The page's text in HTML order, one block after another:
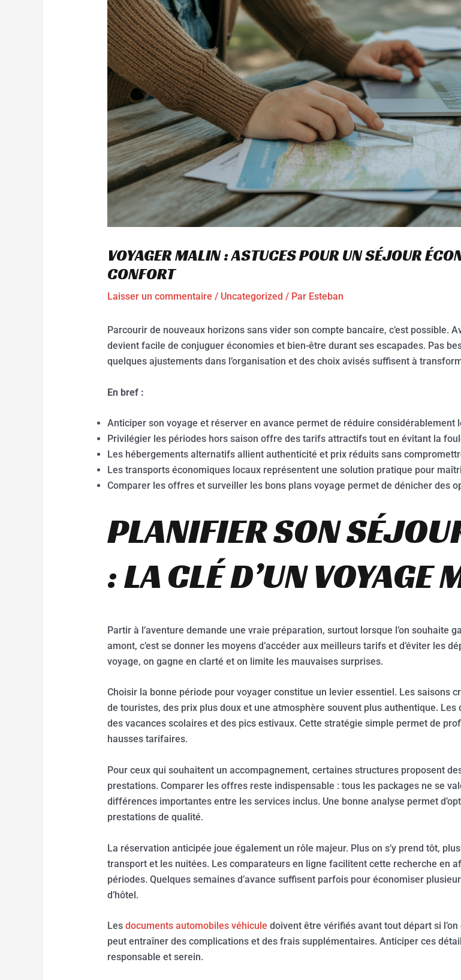
VOYAGER MALIN : ASTUCES POUR UN SÉJOUR
CONFORT
Laisser un commentaire / Uncategorized / Par Esteban
Parcourir de nouveaux horizons sans vider son compte bancaire, c’est possible.
devient facile de conjuguer économies et bien-être durant ses escapades. Pas
quelques ajustements dans l’organisation et des choix avisés suffisent à
En bref :
Anticiper son voyage et réserver en avance permet de réduire considérablement
Privilégier les périodes hors saison offre des tarifs attractifs tout en évitant la
Les hébergements alternatifs allient authenticité et prix réduits sans
Les transports économiques locaux représentent une solution pratique pour
Comparer les offres et surveiller les bons plans voyage permet de dénicher des
PLANIFIER SON
: LA CLÉ D’UN VOYAGE
Partir à l’aventure demande une vraie préparation, surtout lorsque l’on
amont, c’est se donner les moyens d’accéder aux meilleurs tarifs et d’éviter les
voyage, on gagne en clarté et on limite les mauvaises surprises.
Choisir la bonne période pour voyager constitue un levier essentiel. Les saisons
de touristes, des prix plus doux et une atmosphère souvent plus authentique.
des vacances scolaires et des pics estivaux. Cette stratégie simple permet de
hausses tarifaires.
Pour ceux qui souhaitent un accompagnement, certaines structures proposent
prestations. Comparer les offres reste indispensable : tous les packages ne se
différences importantes entre les services inclus. Une bonne analyse permet
prestations de qualité.
La réservation anticipée joue également un rôle majeur. Plus on s’y prend tôt,
transport et les nuitées. Les comparateurs en ligne facilitent cette recherche en
périodes. Quelques semaines d’avance suffisent parfois pour économiser
d’hôtel.
Les documents automobiles véhicule doivent être vérifiés avant tout départ si
peut entraîner des complications et des frais supplémentaires. Anticiper ces
responsable et serein.